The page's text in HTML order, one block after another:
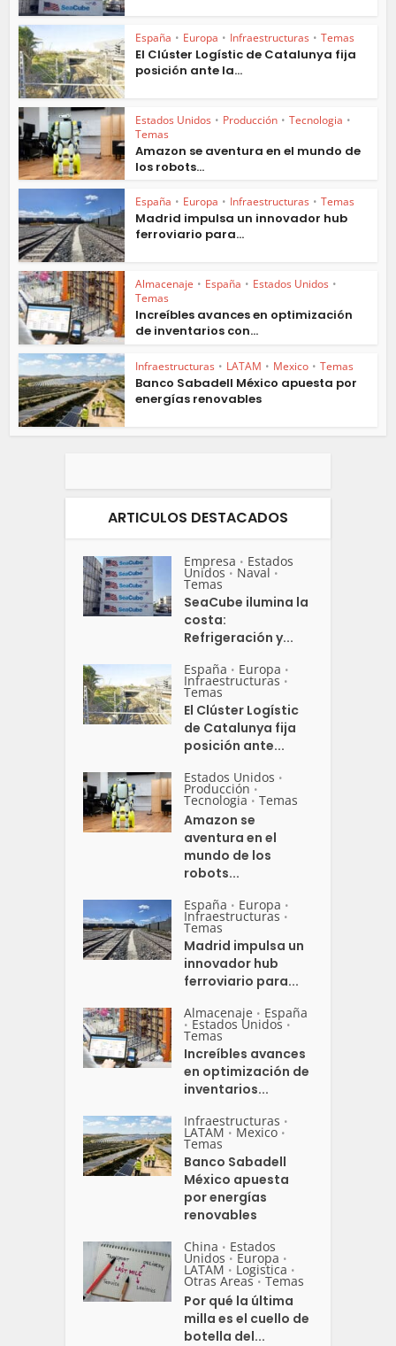
España • Europa • Infraestructuras • Temas
El Clúster Logístic de Catalunya fija
posición ante la...
Estados Unidos • Producción • Tecnologia •
Temas
Amazon se aventura en el mundo de
los robots...
España • Europa • Infraestructuras • Temas
Madrid impulsa un innovador hub
ferroviario para...
Almacenaje • España • Estados Unidos •
Temas
Increíbles avances en optimización
de inventarios con...
Infraestructuras • LATAM • Mexico • Temas
Banco Sabadell México apuesta por
energías renovables
ARTICULOS DESTACADOS
Empresa • Estados
Unidos • Naval •
Temas
SeaCube ilumina la
costa:
Refrigeración y...
España • Europa •
Infraestructuras •
Temas
El Clúster Logístic
de Catalunya fija
posición ante...
Estados Unidos •
Producción •
Tecnologia • Temas
Amazon se
aventura en el
mundo de los
robots...
España • Europa •
Infraestructuras •
Temas
Madrid impulsa un
innovador hub
ferroviario para...
Almacenaje • España
• Estados Unidos •
Temas
Increíbles avances
en optimización de
inventarios...
Infraestructuras •
LATAM • Mexico •
Temas
Banco Sabadell
México apuesta
por energías
renovables
China • Estados
Unidos • Europa •
LATAM • Logistica •
Otras Areas • Temas
Por qué la última
milla es el cuello de
botella del...